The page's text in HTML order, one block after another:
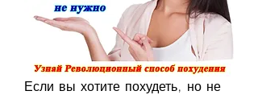
Если вы хотите похудеть, но не